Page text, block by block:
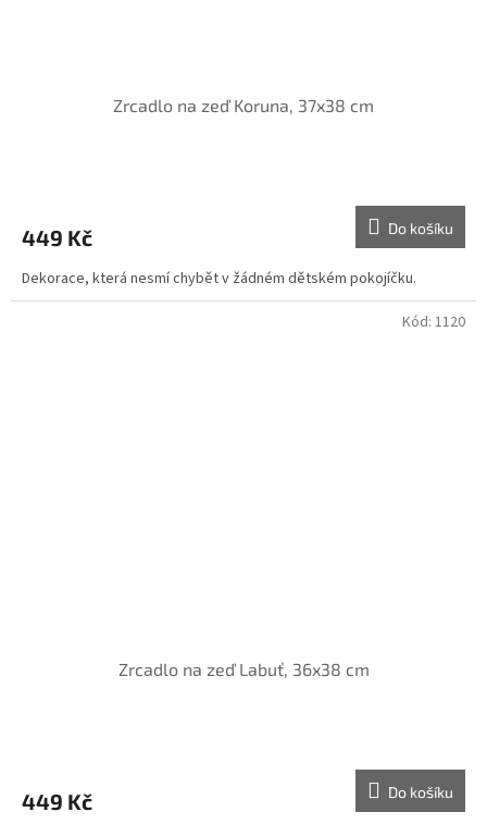
Zrcadlo na zeď Koruna, 37x38 cm
449 Kč Do košíku
Dekorace, která nesmí chybět v žádném dětském pokojíčku.
Zrcadlo na zeď Labuť, 36x38 cm
449 Kč Do košíku
Kód: 1120